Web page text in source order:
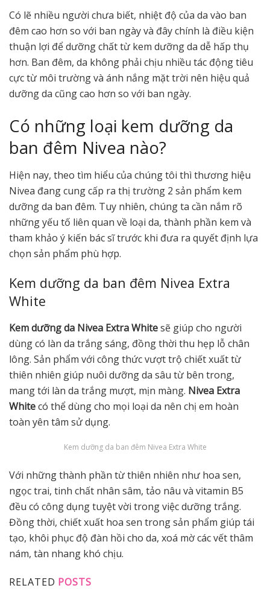
Có lẽ nhiều người chưa biết, nhiệt độ của da vào ban
đêm cao hơn so với ban ngày và đây chính là điều kiện
thuận lợi để dưỡng chất từ kem dưỡng da dễ hấp thụ
hơn. Ban đêm, da không phải chịu nhiều tác động tiêu
cực từ môi trường và ánh nắng mặt trời nên hiệu quả
dưỡng da cũng cao hơn so với ban ngày.
Có những loại kem dưỡng da
ban đêm Nivea nào?
Hiện nay, theo tìm hiểu của chúng tôi thì thương hiệu
Nivea đang cung cấp ra thị trường 2 sản phẩm kem
dưỡng da ban đêm. Tuy nhiên, chúng ta cần nắm rõ
những yếu tố liên quan về loại da, thành phần kem và
tham khảo ý kiến bác sĩ trước khi đưa ra quyết định lựa
chọn sản phẩm phù hợp.
Kem dưỡng da ban đêm Nivea Extra
White
Kem dưỡng da Nivea Extra Whitesẽ giúp cho người
dùng có làn da trắng sáng, đồng thời thu hẹp lỗ chân
lông. Sản phẩm với công thức vượt trộ chiết xuất từ
thiên nhiên giúp nuôi dưỡng da sâu từ bên trong,
mang tới làn da trắng mượt, mịn màng. Nivea Extra
Whitecó thể dùng cho mọi loại da nên chị em hoàn
toàn yên tâm sử dụng.
Kem dưỡng da ban đêm Nivea Extra White
Với những thành phần từ thiên nhiên như hoa sen,
ngọc trai, tinh chất nhân sâm, tảo nâu và vitamin B5
đều có công dụng tuyệt vời trong việc dưỡng trắng.
Đồng thời, chiết xuất hoa sen trong sản phẩm giúp tái
tạo, khôi phục độ đàn hồi cho da, xoá mờ các vết thâm
nám, tàn nhang khó chịu.
RELATED POSTS